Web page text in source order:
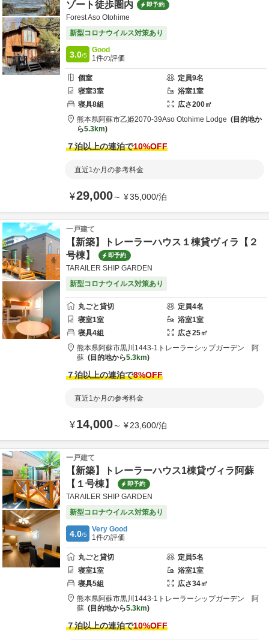
ゾート徒歩圏内
即予約
Forest Aso Otohime
新型コロナウイルス対策あり
3.0/5
Good
1件の評価
個室 定員9名
寝室3室 浴室1室
寝具8組 広さ200㎡
熊本県阿蘇市乙姫2070-39Aso Otohime Lodge
目的地か
ら5.3km
７泊以上の連泊で10%OFF
直近1か月の参考料金
¥29,000～ ¥35,000/泊
一戸建て
【新築】トレーラーハウス１棟貸ヴィラ【２
号棟】
即予約
TARAILER SHIP GARDEN
新型コロナウイルス対策あり
丸ごと貸切 定員4名
寝室1室 浴室1室
寝具4組 広さ25㎡
熊本県阿蘇市黒川1443-1 トレーラーシップガーデン 阿
蘇
目的地から5.3km
７泊以上の連泊で8%OFF
直近1か月の参考料金
¥14,000～ ¥23,600/泊
一戸建て
【新築】トレーラーハウス1棟貸ヴィラ阿蘇
【１号棟】
即予約
TARAILER SHIP GARDEN
新型コロナウイルス対策あり
4.0/5
Very Good
1件の評価
丸ごと貸切 定員5名
寝室1室 浴室1室
寝具5組 広さ34㎡
熊本県阿蘇市黒川1443-1 トレーラーシップガーデン 阿
蘇
目的地から5.3km
７泊以上の連泊で10%OFF